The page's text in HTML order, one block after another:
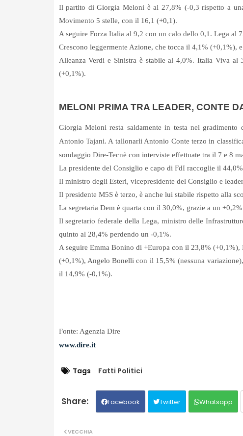
Il partito di Giorgia Meloni è al 27,8% (-0,3 rispetto a
Movimento 5 stelle, con il 16,1 (+0,1).
A seguire Forza Italia al 9,2 con un calo dello 0,1. Lega al
Crescono leggermente Azione, che tocca il 4,1% (+0,1%),
Alleanza Verdi e Sinistra è stabile al 4,0%. Italia Viva
(+0,1%).
MELONI PRIMA TRA LEADER, CONTE
Giorgia Meloni resta saldamente in testa nel
Antonio Tajani. A tallonarli Antonio Conte terzo in
sondaggio Dire-Tecnè con interviste effettuate tra il 7 e 8
La presidente del Consiglio e capo di FdI raccoglie il
Il ministro degli Esteri, vicepresidente del Consiglio e
Il presidente M5S è terzo, è anche lui stabile rispetto alla
La segretaria Dem è quarta con il 30,0%, grazie a un
Il segretario federale della Lega, ministro delle
quinto al 28,4% perdendo un -0,1%.
A seguire Emma Bonino di +Europa con il 23,8%
(+0,1%), Angelo Bonelli con il 15,5% (nessuna
il 14,9% (-0,1%).
Fonte: Agenzia Dire
www.dire.it
Tags Fatti Politici
Facebook Twitter Whatsapp
VECCHIA